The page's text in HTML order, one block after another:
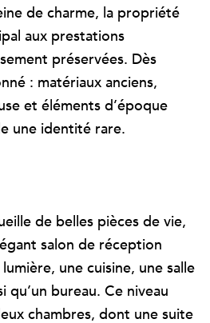
de charme, la propriété
aux prestations
préservées. Dès
: matériaux anciens,
et éléments d’époque
une identité rare.
de belles pièces de vie,
salon de réception
une cuisine, une salle
qu’un bureau. Ce niveau
chambres, dont une suite